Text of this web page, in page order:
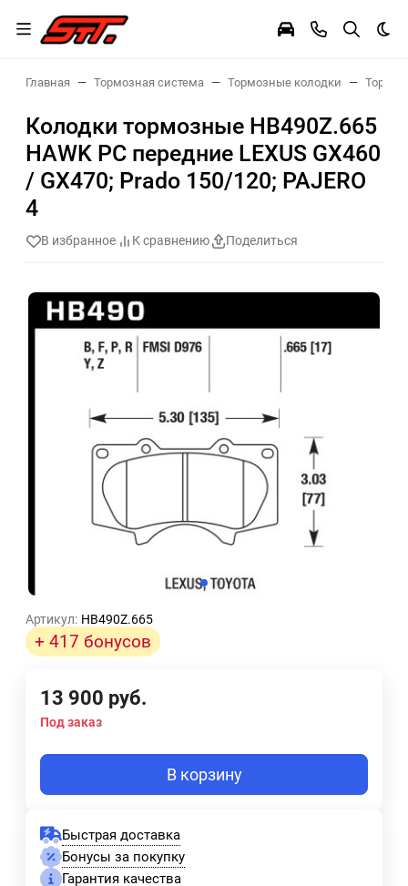
Главная Тормозная система Тормозные колодки
Колодки тормозные HB490Z.665
HAWK PC передние LEXUS GX460
/ GX470; Prado 150/120; PAJERO
4
В избранное К сравнению Поделиться
Артикул: HB490Z.665
+ 417 бонусов
13 900 руб.
Под заказ
В корзину
Быстрая доставка
Бонусы за покупку
Гарантия качества